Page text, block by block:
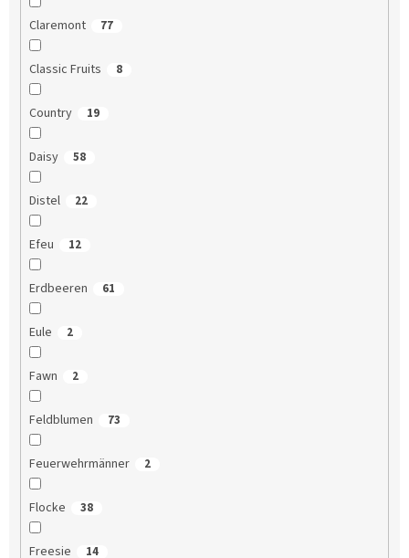
Claremont 77
Classic Fruits 8
Country 19
Daisy 58
Distel 22
Efeu 12
Erdbeeren 61
Eule 2
Fawn 2
Feldblumen 73
Feuerwehrmänner 2
Flocke 38
Freesie 14